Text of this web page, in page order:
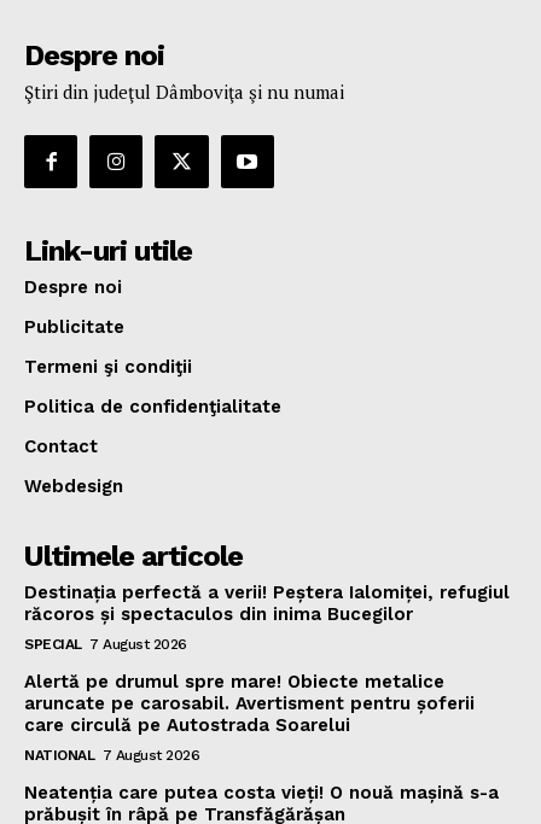
Despre noi
Ştiri din judeţul Dâmboviţa şi nu numai
Link-uri utile
Despre noi
Publicitate
Termeni şi condiţii
Politica de confidenţialitate
Contact
Webdesign
Ultimele articole
Destinația perfectă a verii! Peștera Ialomiței, refugiul
răcoros și spectaculos din inima Bucegilor
SPECIAL 7 August 2026
Alertă pe drumul spre mare! Obiecte metalice
aruncate pe carosabil. Avertisment pentru șoferii
care circulă pe Autostrada Soarelui
NATIONAL 7 August 2026
Neatenția care putea costa vieți! O nouă mașină s-a
prăbușit în râpă pe Transfăgărășan